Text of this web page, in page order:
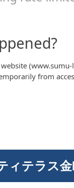
ィテラス